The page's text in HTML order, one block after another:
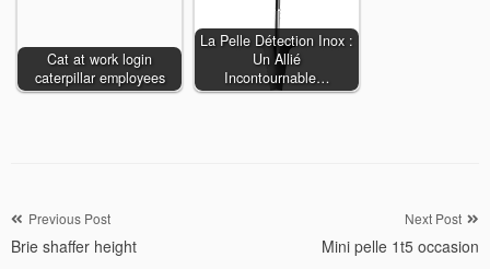
Cat at work login
caterpillar employees
La Pelle Détection Inox :
Un Allié
Incontournable…
Navigation
de
Previous Post
Brie shaffer height
Next Post
Mini pelle 1t5 occasion